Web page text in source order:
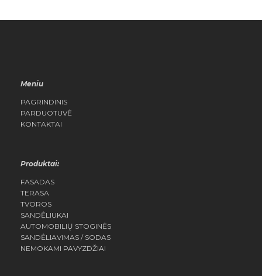
Meniu
PAGRINDINIS
PARDUOTUVĖ
KONTAKTAI
Produktai:
FASADAS
TERASA
TVOROS
SANDĖLIUKAI
AUTOMOBILIŲ STOGINĖS
SANDĖLIAVIMAS / SODAS
NEMOKAMI PAVYZDŽIAI